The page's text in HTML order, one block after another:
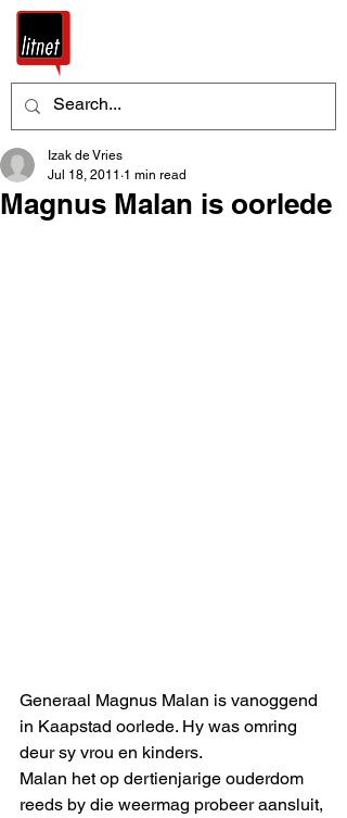
Magnus Malan is oorlede
Izak de Vries
Jul 18, 2011 1 min read
Generaal Magnus Malan is vanoggend
in Kaapstad oorlede. Hy was omring
deur sy vrou en kinders.
Malan het op dertienjarige ouderdom
reeds by die weermag probeer aansluit,